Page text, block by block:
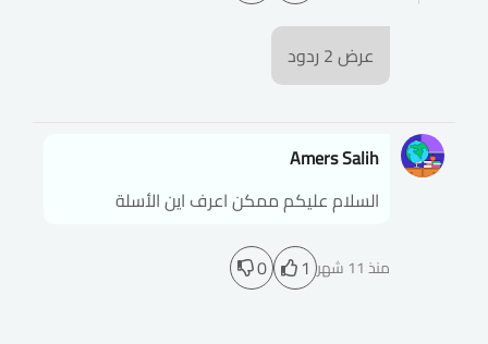
عرض2 ردود
Amers Salih
السلام عليكم ممكن اعرف اين الأسلة
منذ 11 شهر 1
0